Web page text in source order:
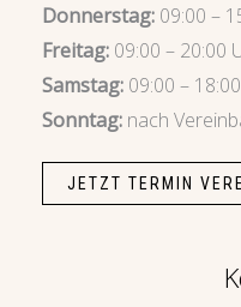
Donnerstag: 09:00 –
Freitag: 09:00 – 20:00
Samstag: 09:00 –
Sonntag: nach
JETZT TERMIN